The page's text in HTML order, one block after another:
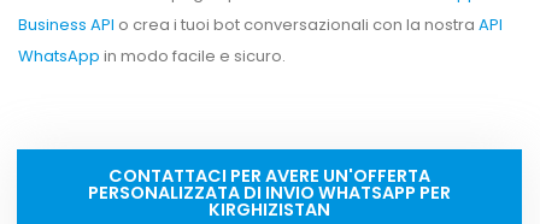
Business API o crea i tuoi bot conversazionali con la nostra API
WhatsApp in modo facile e sicuro.
CONTATTACI PER AVERE UN'OFFERTA
PERSONALIZZATA DI INVIO WHATSAPP PER
KIRGHIZISTAN